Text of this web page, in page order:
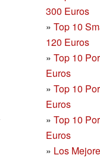
300 Euros
» Top 10
120 Euros
» Top 10
Euros
» Top 10
Euros
» Top 10
Euros
» Los